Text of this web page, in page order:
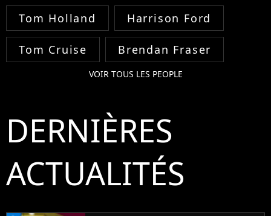
Tom Holland Harrison Ford
Tom Cruise Brendan Fraser
VOIR TOUS LES PEOPLE
DERNIÈRES
ACTUALITÉS